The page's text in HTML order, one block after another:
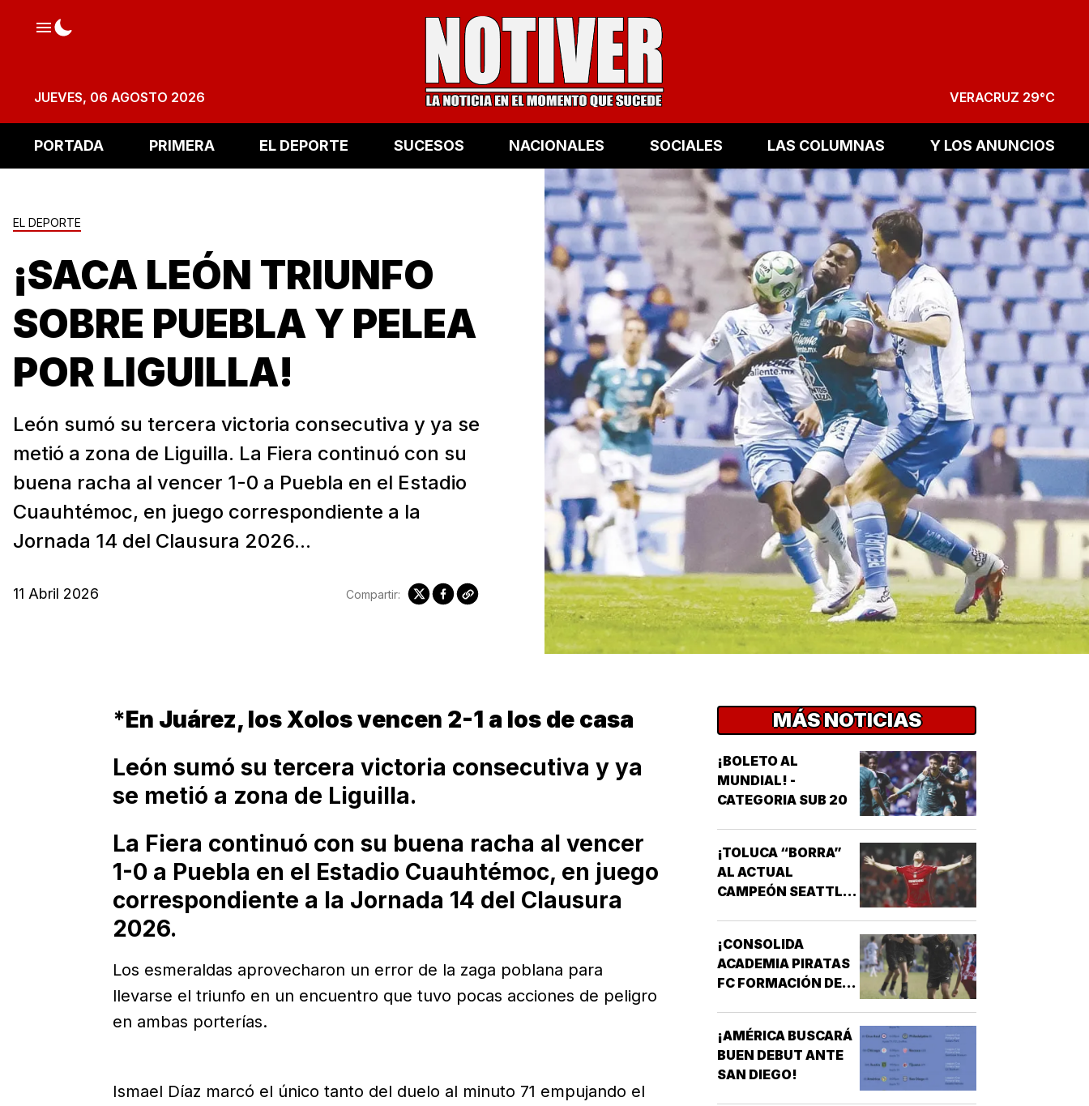
JUEVES, 06 AGOSTO 2026 VERACRUZ 29°C
PORTADA PRIMERA EL DEPORTE SUCESOS NACIONALES SOCIALES LAS COLUMNAS Y LOS ANUNCIOS
EL DEPORTE
¡SACA LEÓN TRIUNFO
SOBRE PUEBLA Y PELEA
POR LIGUILLA!
León sumó su tercera victoria consecutiva y ya se
metió a zona de Liguilla. La Fiera continuó con su
buena racha al vencer 1-0 a Puebla en el Estadio
Cuauhtémoc, en juego correspondiente a la
Jornada 14 del Clausura 2026...
11 Abril 2026 Compartir:
*En Juárez, los Xolos vencen 2-1 a los de casa
León sumó su tercera victoria consecutiva y ya
se metió a zona de Liguilla.
La Fiera continuó con su buena racha al vencer
1-0 a Puebla en el Estadio Cuauhtémoc, en juego
correspondiente a la Jornada 14 del Clausura
2026.
Los esmeraldas aprovecharon un error de la zaga poblana para
llevarse el triunfo en un encuentro que tuvo pocas acciones de peligro
en ambas porterías.
Ismael Díaz marcó el único tanto del duelo al minuto 71 empujando el
MÁS NOTICIAS
¡BOLETO AL
MUNDIAL! -
CATEGORIA SUB 20
¡TOLUCA “BORRA”
AL ACTUAL
CAMPEÓN SEATTLE
¡CONSOLIDA
ACADEMIA PIRATAS
FC FORMACIÓN DE
¡AMÉRICA BUSCARÁ
BUEN DEBUT ANTE
SAN DIEGO!